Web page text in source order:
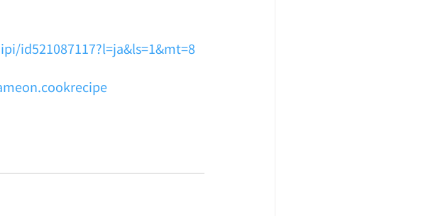
id521087117?l=ja&ls=1&mt=8